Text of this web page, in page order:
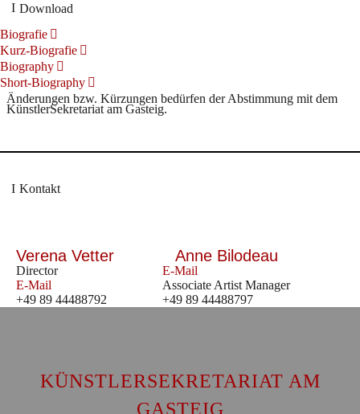
Download
Biografie
Kurz-Biografie
Biography
Short-Biography
Änderungen bzw. Kürzungen bedürfen der Abstimmung mit dem
KünstlerSekretariat am Gasteig.
Kontakt
Verena Vetter
Director
E-Mail
+49 89 44488792
Anne Bilodeau
E-Mail
Associate Artist Manager
+49 89 44488797
KÜNSTLERSEKRETARIAT AM
GASTEIG